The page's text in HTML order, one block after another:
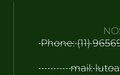
Phone: (11)
mail: